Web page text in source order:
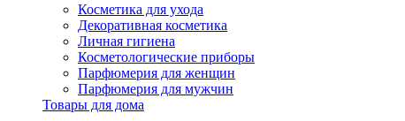
Косметика для ухода
Декоративная косметика
Личная гигиена
Косметологические приборы
Парфюмерия для женщин
Парфюмерия для мужчин
Товары для дома